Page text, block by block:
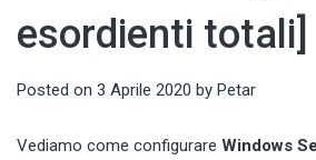
esordienti totali]
Posted on 3 Aprile 2020 by Petar
Vediamo come configurare Windows